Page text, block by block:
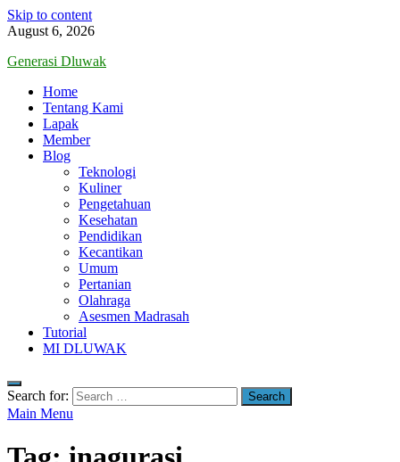
Skip to content
August 6, 2026
Generasi Dluwak
Home
Tentang Kami
Lapak
Member
Blog
Teknologi
Kuliner
Pengetahuan
Kesehatan
Pendidikan
Kecantikan
Umum
Pertanian
Olahraga
Asesmen Madrasah
Tutorial
MI DLUWAK
Search for:
Main Menu